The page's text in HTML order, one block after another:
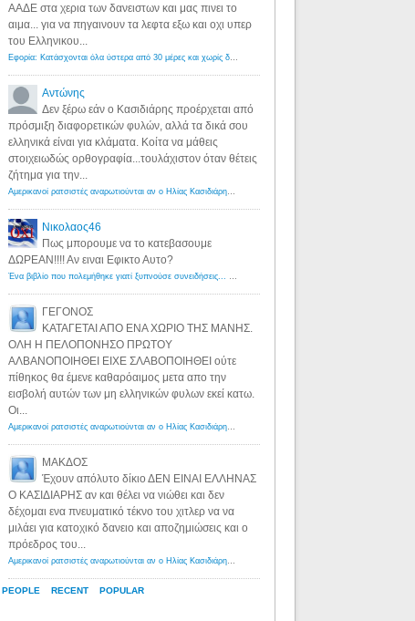
PEOPLE RECENT POPULAR
ΑΑΔΕ στα χερια των δανειστων και μας πινει το
αιμα... για να πηγαινουν τα λεφτα εξω και οχι υπερ
του Ελληνικου...
Εφορία: Κατάσχονται όλα ύστερα από 30 μέρες και χωρίς δικαστικές αποφάσεις - Λόγιος Ερμής
Αντώνης
Δεν ξέρω εάν ο Κασιδιάρης προέρχεται από
πρόσμιξη διαφορετικών φυλών, αλλά τα δικά σου
ελληνικά είναι για κλάματα. Κοίτα να μάθεις
στοιχειωδώς ορθογραφία...τουλάχιστον όταν θέτεις
ζήτημα για την...
Αμερικανοί ρατσιστές αναρωτιούνται αν ο Ηλίας Κασιδιάρης ανήκει στη λευκή φυλή... - Λόγιος Ερμής
Νικολαος46
Πως μπορουμε να το κατεβασουμε
ΔΩΡΕΑΝ!!!! Αν ειναι Εφικτο Αυτο?
Ένα βιβλίο που πολεμήθηκε γιατί ξυπνούσε συνειδήσεις... - Λόγιος Ερμής | Η γνώση ξεκινάει με την αναζήτηση...
ΓΕΓΟΝΟΣ
ΚΑΤΑΓΕΤΑΙ ΑΠΟ ΕΝΑ ΧΩΡΙΟ ΤΗΣ ΜΑΝΗΣ.
ΟΛΗ Η ΠΕΛΟΠΟΝΗΣΟ ΠΡΩΤΟΥ
ΑΛΒΑΝΟΠΟΙΗΘΕΙ ΕΙΧΕ ΣΛΑΒΟΠΟΙΗΘΕΙ ούτε
πίθηκος θα έμενε καθαρόαιμος μετα απο την
εισβολή αυτών των μη ελληνικών φυλων εκεί κατω.
Οι...
Αμερικανοί ρατσιστές αναρωτιούνται αν ο Ηλίας Κασιδιάρης ανήκει στη λευκή φυλή... - Λόγιος Ερμής
ΜΑΚΔΟΣ
Έχουν απόλυτο δίκιο ΔΕΝ ΕΙΝΑΙ ΕΛΛΗΝΑΣ
Ο ΚΑΣΙΔΙΑΡΗΣ αν και θέλει να νιώθει και δεν
δέχομαι ενα πνευματικό τέκνο του χιτλερ να να
μιλάει για κατοχικό δανειο και αποζημιώσεις και ο
πρόεδρος του...
Αμερικανοί ρατσιστές αναρωτιούνται αν ο Ηλίας Κασιδιάρης ανήκει στη λευκή φυλή... - Λόγιος Ερμής